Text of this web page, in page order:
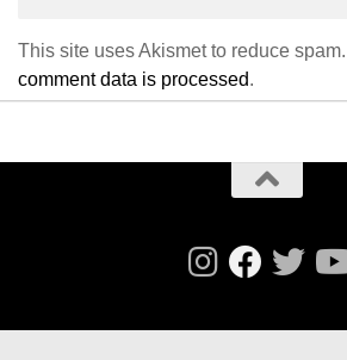
This site uses Akismet to reduce spam.
comment data is processed.